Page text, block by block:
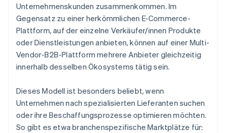
Unternehmenskunden zusammenkommen. Im
Gegensatz zu einer herkömmlichen E-Commerce-
Plattform, auf der einzelne Verkäufer/innen Produkte
oder Dienstleistungen anbieten, können auf einer Multi-
Vendor-B2B-Plattform mehrere Anbieter gleichzeitig
innerhalb desselben Ökosystems tätig sein.
Dieses Modell ist besonders beliebt, wenn
Unternehmen nach spezialisierten Lieferanten suchen
oder ihre Beschaffungsprozesse optimieren möchten.
So gibt es etwa branchenspezifische Marktplätze für: